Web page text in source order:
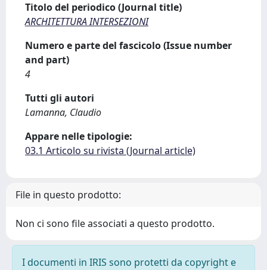
Titolo del periodico (Journal title)
ARCHITETTURA INTERSEZIONI
Numero e parte del fascicolo (Issue number
and part)
4
Tutti gli autori
Lamanna, Claudio
Appare nelle tipologie:
03.1 Articolo su rivista (Journal article)
File in questo prodotto:
Non ci sono file associati a questo prodotto.
I documenti in IRIS sono protetti da copyright e